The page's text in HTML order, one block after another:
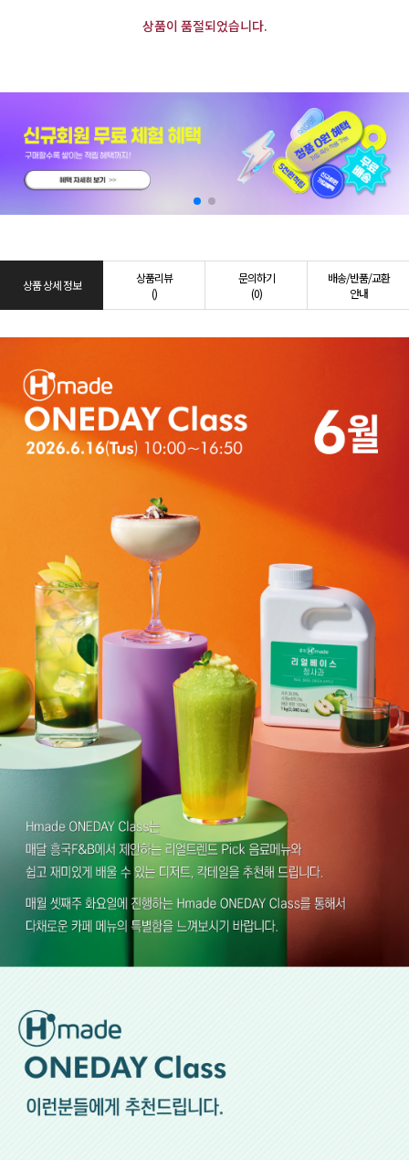
상품이 품절되었습니다.
상품 상세 정보
상품리뷰
()
문의하기
(0)
배송/반품/교환
안내